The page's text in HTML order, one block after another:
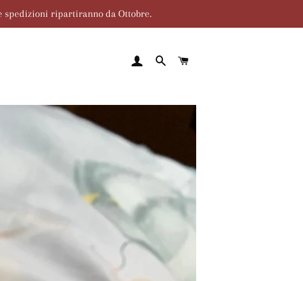
spedizioni ripartiranno da Ottobre.
ACCEDICERCA